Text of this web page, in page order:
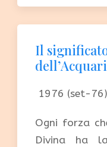
Il
1976 (set-
Ogni forza
Divina ha